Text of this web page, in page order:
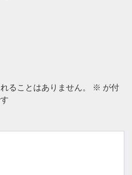
ることはありません。 ※ が付